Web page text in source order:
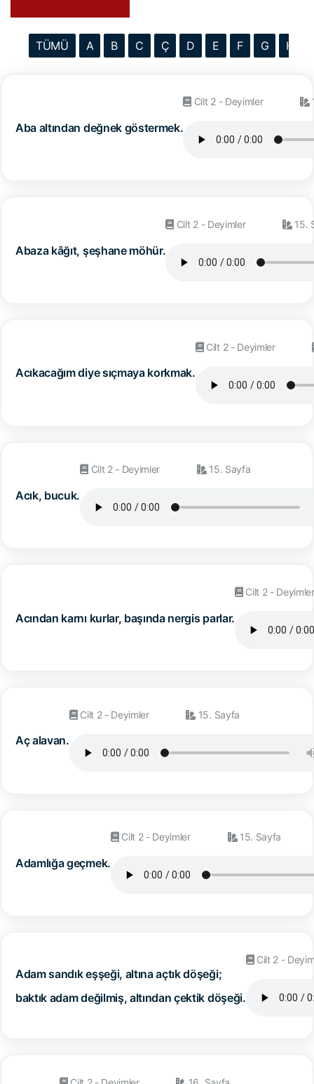
TÜMÜ A B C Ç D E F G H
Aba altından değnek göstermek.
Cilt 2 - Deyimler
Abaza kâğıt, şeşhane möhür.
Cilt 2 - Deyimler 15.
Acıkacağım diye sıçmaya korkmak.
Cilt 2 - Deyimler
Acık, bucuk.
Cilt 2 - Deyimler 15. Sayfa
Acından karnı kurlar, başında nergis parlar.
Cilt 2 - Deyimler
Aç alavan.
Cilt 2 - Deyimler 15. Sayfa
Adamlığa geçmek.
Cilt 2 - Deyimler 15. Sayfa
Adam sandık eşşeği, altına açtık döşeği;
baktık adam değilmiş, altından çektik döşeği.
Cilt 2 -